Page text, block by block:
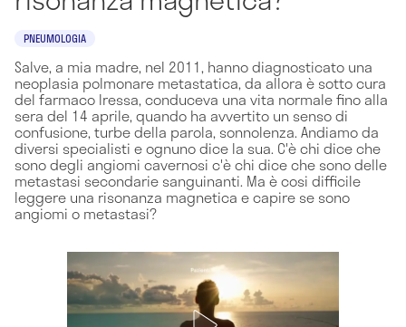
PNEUMOLOGIA
Salve, a mia madre, nel 2011, hanno diagnosticato una
neoplasia polmonare metastatica, da allora è sotto cura
del farmaco Iressa, conduceva una vita normale fino alla
sera del 14 aprile, quando ha avvertito un senso di
confusione, turbe della parola, sonnolenza. Andiamo da
diversi specialisti e ognuno dice la sua. C'è chi dice che
sono degli angiomi cavernosi c'è chi dice che sono delle
metastasi secondarie sanguinanti. Ma è cosi difficile
leggere una risonanza magnetica e capire se sono
angiomi o metastasi?